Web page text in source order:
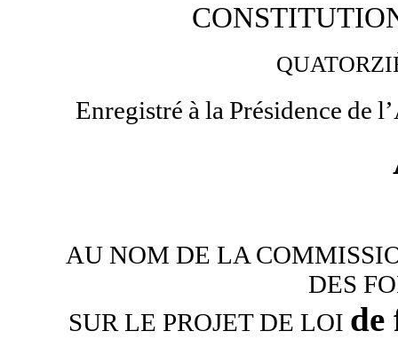
Enregistré à la Présidence de
AU NOM DE LA
DES
SUR LE PROJET DE LOI de